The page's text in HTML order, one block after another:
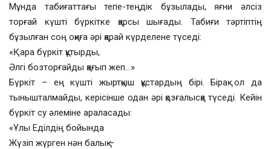
Мұнда табиғаттағы тепе-теңдік бұзылады, яғни әлсіз
торғай күшті бүркітке қарсы шығады. Табиғи тәртіптің
бұзылған соң оқиға әрі қарай күрделене түседі:
«Қара бүркіт құтырды,
Әлгі бозторғайды қағып жеп…»
Бүркіт – ең күшті жыртқыш құстардың бірі. Бірақ ол да
тынышталмайды, керісінше одан әрі қозғалысқа түседі. Кейін
бүркіт су әлеміне араласады:
«Ұлы Еділдің бойында
Жүзіп жүрген нән балық –